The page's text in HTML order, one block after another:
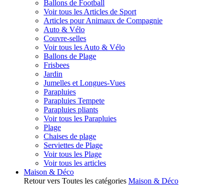
Ballons de Football
Voir tous les Articles de Sport
Articles pour Animaux de Compagnie
Auto & Vélo
Couvre-selles
Voir tous les Auto & Vélo
Ballons de Plage
Frisbees
Jardin
Jumelles et Longues-Vues
Parapluies
Parapluies Tempete
Parapluies pliants
Voir tous les Parapluies
Plage
Chaises de plage
Serviettes de Plage
Voir tous les Plage
Voir tous les articles
Maison & Déco
Retour vers Toutes les catégories Maison & Déco